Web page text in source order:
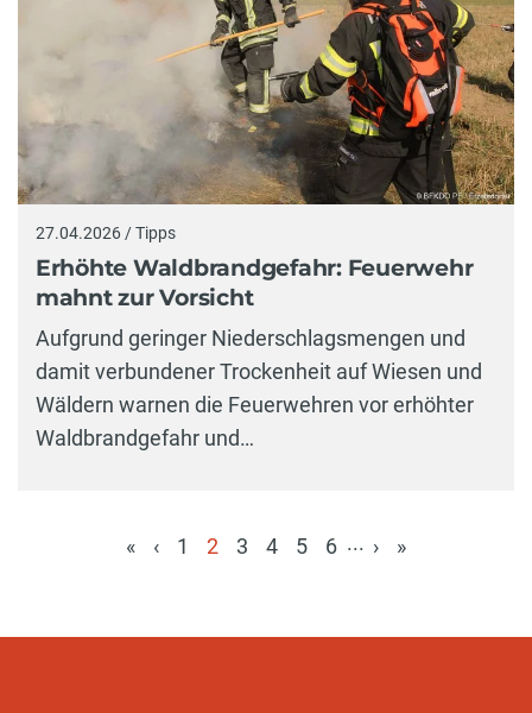
27.04.2026 / Tipps
Erhöhte Waldbrandgefahr: Feuerwehr
mahnt zur Vorsicht
Aufgrund geringer Niederschlagsmengen und
damit verbundener Trockenheit auf Wiesen und
Wäldern warnen die Feuerwehren vor erhöhter
Waldbrandgefahr und…
« ‹ 1
2
3 4 5 6 ... › »